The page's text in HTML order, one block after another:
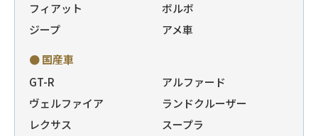
フィアット
ボルボ
ジープ
アメ車
● 国産車
GT-R
アルファード
ヴェルファイア
ランドクルーザー
レクサス
スープラ